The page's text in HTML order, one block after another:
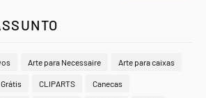
Arte para Necessaire Arte para caixas
CLIPARTS Canecas